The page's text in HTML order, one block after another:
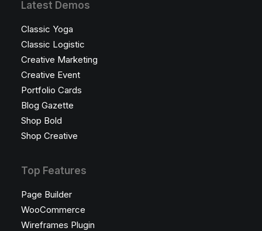
Latest Demos
Classic Yoga
Classic Logistic
Creative Marketing
Creative Event
Portfolio Cards
Blog Gazette
Shop Bold
Shop Creative
Top Features
Page Builder
WooCommerce
Wireframes Plugin